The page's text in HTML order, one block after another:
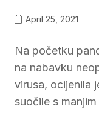
April 25, 2021
Na početku
na nabavku
virusa, ocijenila
suočile s